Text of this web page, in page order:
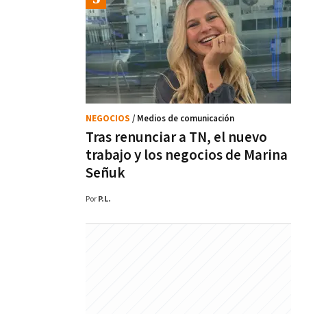
Tras renunciar a TN, el nuevo
trabajo y los negocios de Marina
Señuk
NEGOCIOS / Medios de comunicación
Por P.L.